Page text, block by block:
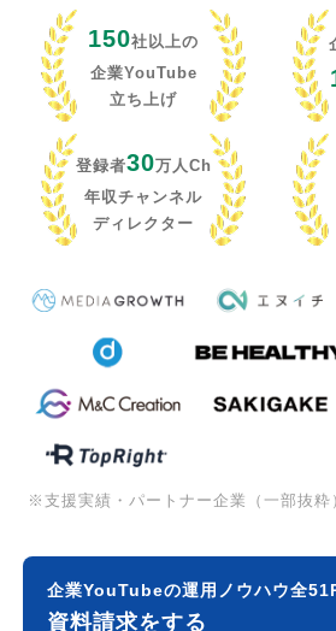
150社以上の
企業YouTube
立ち上げ
登録者30万人Ch
年収チャンネル
ディレクター
※支援実績・パートナー企業（一部抜粋
企業YouTubeの運用ノウハウ全
資料請求をする